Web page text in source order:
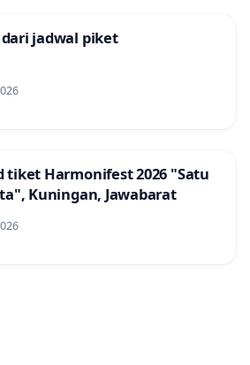
jadwal piket
tiket Harmonifest 2026 "Satu
Kuningan, Jawabarat